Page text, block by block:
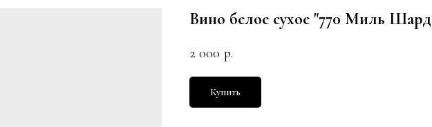
Вино белое сухое "770 Миль
2 000 р.
Купить